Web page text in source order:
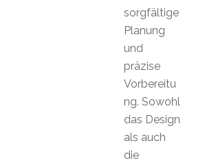
sorgfältige
Planung
und
präzise
Vorbereitu
ng. Sowohl
das Design
als auch
die